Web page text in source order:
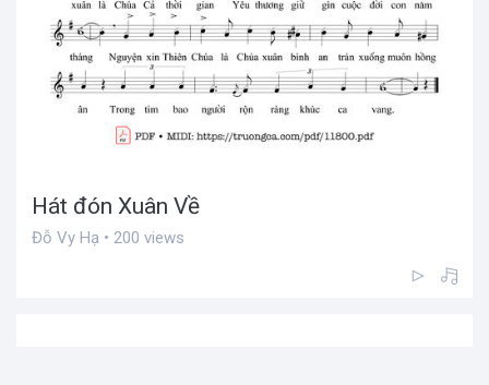
Hát đón Xuân Về
Đỗ Vy Hạ • 200 views